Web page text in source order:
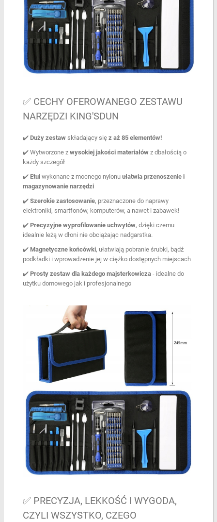
✅ CECHY OFEROWANEGO ZESTAWU
NARZĘDZI KING'SDUN
✔️ Duży zestawskładający się z aż 85 elementów!
✔️ Wytworzone z wysokiej jakości materiałówz dbałością o
każdy szczegół
✔️ Etuiwykonane z mocnego nylonu ułatwia przenoszenie i
magazynowanie narzędzi
✔️ Szerokie zastosowanie, przeznaczone do naprawy
elektroniki, smartfonów, komputerów, a nawet i zabawek!
✔️ Precyzyjne wyprofilowanie uchwytów, dzięki czemu
idealnie leżą w dłoni nie obciążając nadgarstka.
✔️ Magnetyczne końcówki, ułatwiają pobranie śrubki, bądź
podkładki i wprowadzenie jej w ciężko dostępnych miejscach
✔️ Prosty zestaw dla każdego majsterkowicza- idealne do
użytku domowego jak i profesjonalnego
✅ PRECYZJA, LEKKOŚĆ I WYGODA,
CZYLI WSZYSTKO, CZEGO